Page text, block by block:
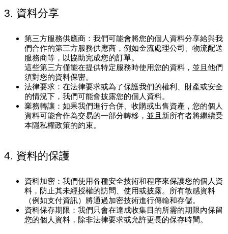
3. 資料分享
第三方服務供應商：我們可能會將您的個人資料分享給與我
們合作的第三方服務供應商，例如金流處理公司、物流配送
服務商等，以協助完成您的訂單。
這些第三方僅能在提供特定服務時使用您的資料，並且他們
須對您的資料保密。
法律要求：在法律要求或為了保護我們的權利、財產或安全
的情況下，我們可能會披露您的個人資料。
業務轉讓：如果我們進行合併、收購或出售資產，您的個人
資料可能會作為交易的一部分轉移，並且新所有者將繼續受
本隱私權政策的約束。
4. 資料的保護
資料加密：我們使用各種安全技術和程序來保護您的個人資
料，防止其未經授權的訪問、使用或披露。所有敏感資料
（例如支付資訊）將通過加密技術進行傳輸和存儲。
資料保存期限：我們只會在達成收集目的所需的期限內保留
您的個人資料，除非法律要求或允許更長的保存時間。